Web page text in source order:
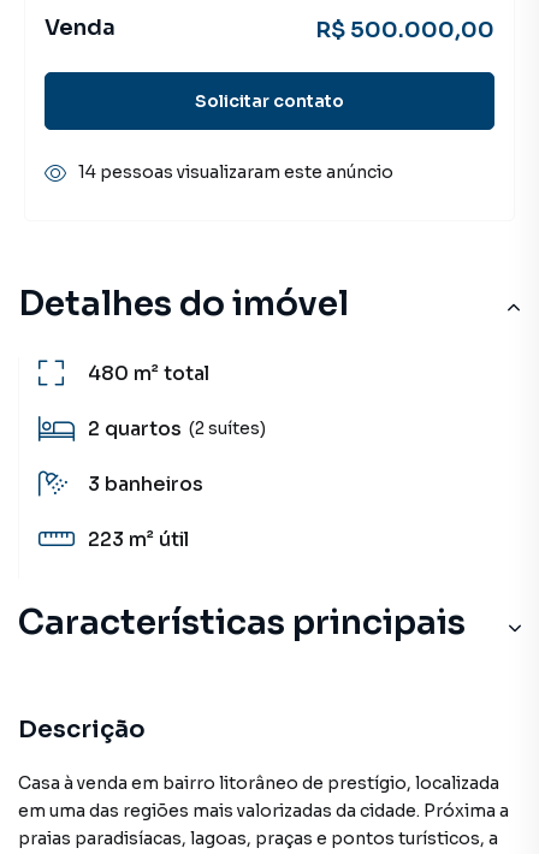
Detalhes do imóvel
480 m²total
2 quartos (2 suítes)
3 banheiros
223 m² útil
Características principais
Descrição
Casa à venda em bairro litorâneo de prestígio, localizada
em uma das regiões mais valorizadas da cidade. Próxima a
praias paradisíacas, lagoas, praças e pontos turísticos, a
Venda R$ 500.000,00
Solicitar contato
14 pessoas visualizaram este anúncio